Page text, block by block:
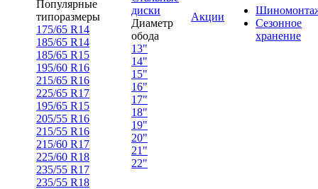
Популярные
типоразмеры
175/65 R14
185/65 R14
185/65 R15
195/60 R16
215/65 R16
225/65 R17
195/65 R15
205/55 R16
215/55 R16
215/60 R17
225/60 R18
235/55 R17
235/55 R18
диски
Диаметр
обода
13"
14"
15"
16"
17"
18"
19"
20"
21"
22"
Акции
Сезонное
хранение